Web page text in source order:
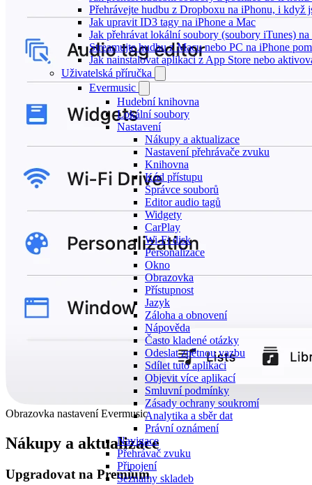
Přehrávejte hudbu z Dropboxu na iPhonu, i když
Jak upravit ID3 tagy na iPhone a Mac
Jak přehrávat lokální soubory (soubory iTunes)
Streamujte hudbu z Macu nebo PC na iPhone
Jak nainstalovat aplikaci z App Store nebo
Uživatelská příručka
Evermusic
Hudební knihovna
Lokální soubory
Nastavení
Nákupy a aktualizace
Nastavení přehrávače zvuku
Knihovna
Kód přístupu
Správce souborů
Editor audio tagů
Widgety
CarPlay
Wi-Fi disk
Personalizace
Okno
Obrazovka
Přístupnost
Jazyk
Záloha a obnovení
Nápověda
Často kladené otázky
Odeslat zpětnou vazbu
Sdílet tuto aplikaci
Objevit více aplikací
Smluvní podmínky
Zásady ochrany soukromí
Analytika a sběr dat
Právní oznámení
Navigace
Přehrávač zvuku
Připojení
Seznamy skladeb
Obrazovka nastavení Evermusic
Nákupy a aktualizace
Upgradovat na Premium